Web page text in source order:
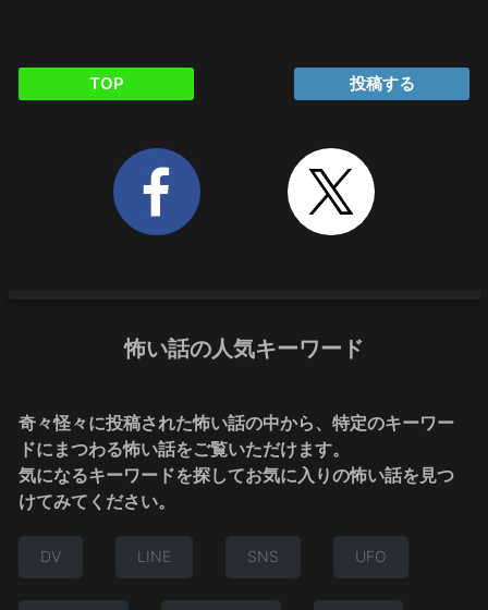
TOP 投稿する
怖い話の人気キーワード
奇々怪々に投稿された怖い話の中から、特定のキーワー
ドにまつわる怖い話をご覧いただけます。
気になるキーワードを探してお気に入りの怖い話を見つ
けてみてください。
DV LINE SNS UFO